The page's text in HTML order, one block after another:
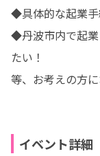
◆具体的な起業手
◆丹波市内で起業
たい！
等、お考えの方に
イベント詳細